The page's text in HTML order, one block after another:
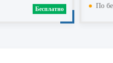
Бесплатно
По